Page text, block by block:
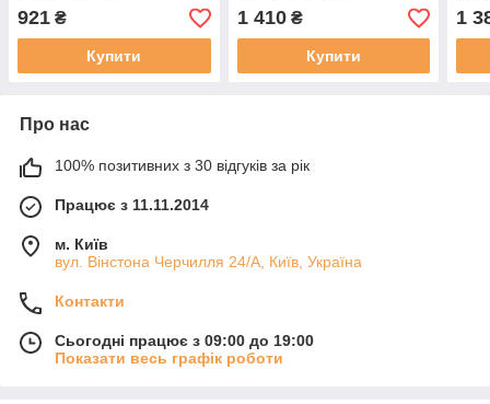
921 ₴
Купити
1 410₴
Купити
1
Про нас
100% позитивних з 30 відгуків за рік
Працює з 11.11.2014
м. Київ
вул. Вінстона Черчилля 24/А, Київ, Україна
Контакти
Сьогодні працює з 09:00 до 19:00
Показати весь графік роботи